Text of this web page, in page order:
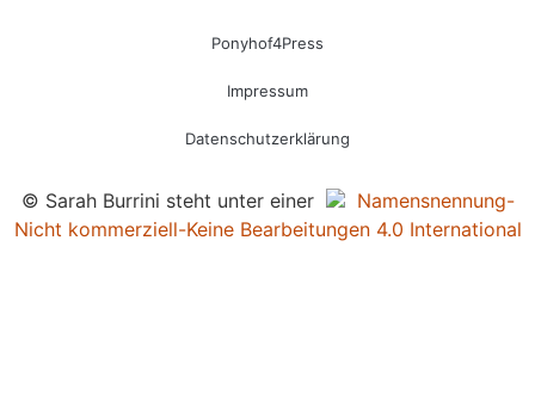
Ponyhof4Press
Impressum
Datenschutzerklärung
© Sarah Burrini steht unter einer
Namensnennung-
Nicht kommerziell-Keine Bearbeitungen 4.0 International